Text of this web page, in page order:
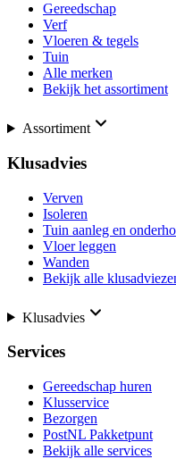
Gereedschap
Verf
Vloeren & tegels
Tuin
Alle merken
Bekijk het assortiment
Assortiment
Klusadvies
Verven
Isoleren
Tuin aanleg en
Vloer leggen
Wanden
Bekijk alle
Klusadvies
Services
Gereedschap huren
Klusservice
Bezorgen
PostNL Pakketpunt
Bekijk alle services